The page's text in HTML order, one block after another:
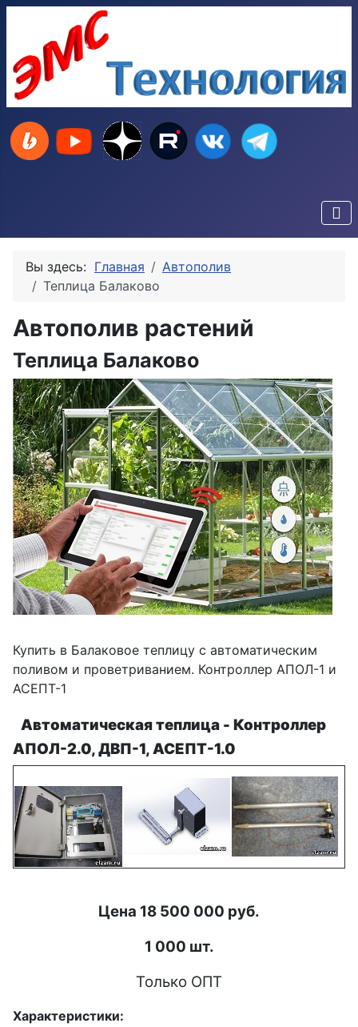
Вы здесь: Главная
Автополив
Теплица Балаково
Автополив растений
Теплица Балаково
Купить в Балаковое теплицу с автоматическим
поливом и проветриванием. Контроллер АПОЛ-1 и
АСЕПТ-1
Автоматическая теплица - Контроллер
АПОЛ-2.0, ДВП-1, АСЕПТ-1.0
Цена 18 500 000 руб.
1 000 шт.
Только ОПТ
Характеристики: